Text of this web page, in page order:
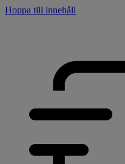
Hoppa till innehåll